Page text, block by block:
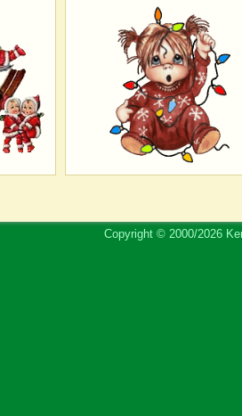
Copyright © 2000/2026